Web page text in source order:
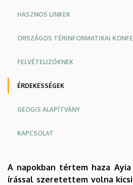
HASZNOS LINKEK
ORSZÁGOS TÉRINFORMATIKAI
FELVÉTELIZŐKNEK
ÉRDEKESSÉGEK
GEOGIS ALAPÍTVÁNY
KAPCSOLAT
A napokban tértem haza
írással szeretettem volna